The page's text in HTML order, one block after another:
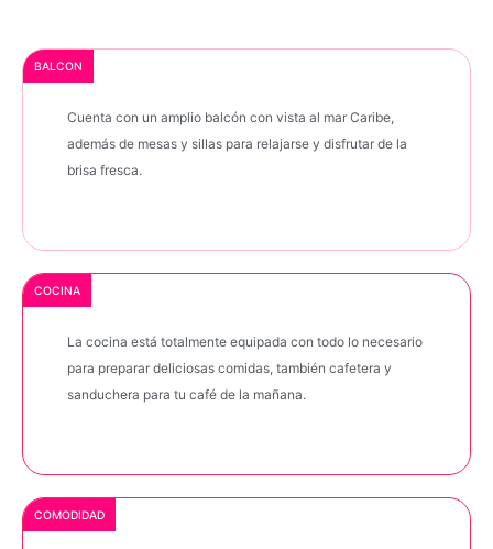
Cuenta con un amplio balcón con vista al mar Caribe,
además de mesas y sillas para relajarse y disfrutar de la
brisa fresca.
BALCON
La cocina está totalmente equipada con todo lo necesario
para preparar deliciosas comidas, también cafetera y
sanduchera para tu café de la mañana.
COCINA
COMODIDAD